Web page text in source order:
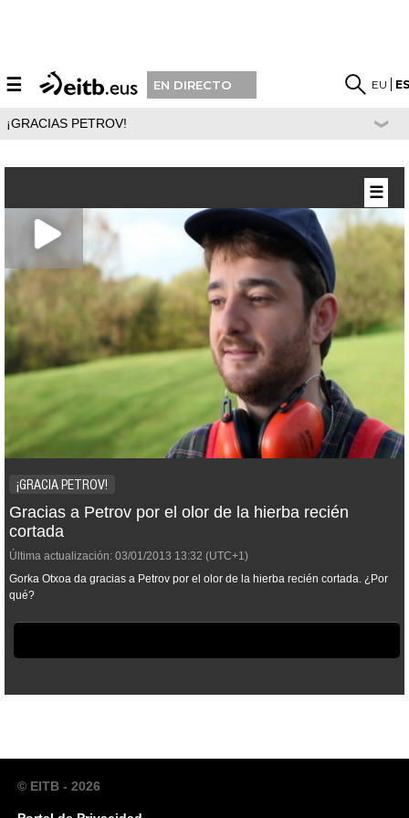
☰ EN DIRECTO EU
¡GRACIAS PETROV!
¡GRACIA PETROV!
Gracias a Petrov por el olor de la hierba recién
cortada
Última actualización: 03/01/2013 13:32 (UTC+1)
Gorka Otxoa da gracias a Petrov por el olor de la hierba recién cortada. ¿Por
qué?
☰
© EITB - 2026